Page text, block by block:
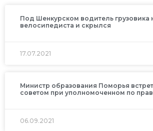
Под Шенкурском водитель грузовика
велосипедиста и скрылся
17.07.2021
Министр образования Поморья
советом при уполномоченном по
06.09.2021